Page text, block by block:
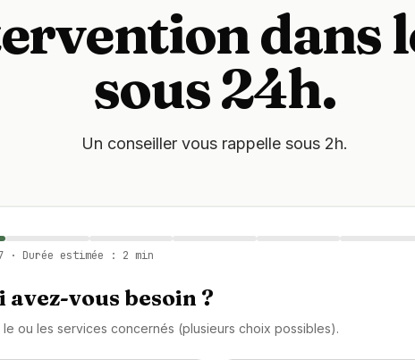
dans
sous 24h.
Un conseiller vous rappelle sous 2h.
· Durée estimée : 2 min
avez-vous besoin ?
ou les services concernés (plusieurs choix possibles).